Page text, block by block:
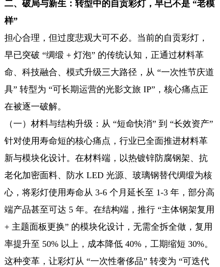
二、破局与新生：转型中的自贡彩灯，早已不是 “老模
样”
担心合理，但过度悲观大可不必。当前的自贡彩灯，
早已突破 “绸缎 + 灯泡” 的传统认知，正通过材料革
命、科技融合、模式升级三大路径，从 “一次性节庆道
具” 转型为 “可长期运营的光影文旅 IP”，核心痛点正
在被逐一破解。
（一）材料与结构升级：从 “短命快消” 到 “长效资产”
针对使用寿命短的核心痛点，行业已全面推进材料革
新与模块化设计。在材料端，以热镀锌防腐钢架、抗
老化加密面料、防水 LED 光源、玻璃钢替代绸缎为核
心，将彩灯使用寿命从 3-6 个月延长至 1-3 年，部分高
端产品甚至可达 5 年。在结构端，推行 “主体钢架复用
+ 主题面板更换” 的模块化设计，无需全拆全做，复用
率提升至 50% 以上，成本降低 40%，工期缩短 30%。
这种变革，让彩灯从 “一次性奢侈品” 转变为 “可迭代